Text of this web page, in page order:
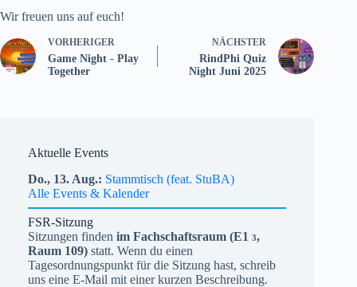
Wir freuen uns auf euch!
VORHERIGER
Game Night - Play
Together
NÄCHSTER
RindPhi Quiz
Night Juni 2025
Aktuelle Events
Do., 13. Aug. Stammtisch (feat. StuBA)
Alle Events & Kalender
FSR-Sitzung
Sitzungen finden im Fachschaftsraum (E1 3,
Raum 109) statt. Wenn du einen
Tagesordnungspunkt für die Sitzung hast, schreib
uns eine E-Mail mit einer kurzen Beschreibung.